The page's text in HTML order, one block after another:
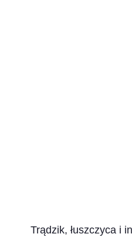
Trądzik, łuszczyca i